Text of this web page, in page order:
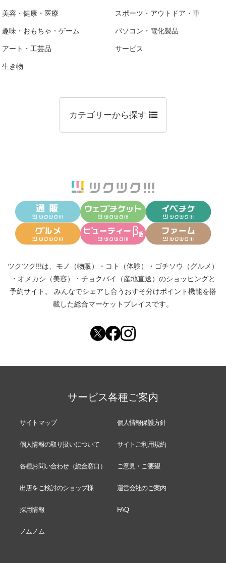
美容・健康・医療 スポーツ・アウトドア・車
趣味・おもちゃ・ゲーム パソコン・電化製品
アート・工芸品 サービス
生き物
カテゴリーから探す
ツクツク!!!は、 モノ（物販） ・ コト（体験） ・ ゴチソウ（グルメ）
・ オメカシ（美容） ・ チョクバイ（産地直送） のショッピングと
予約サイト。
みんなでシェアし合う おすそ分けポイント機能を搭
載した総合マーケットプレイスです。
サービス各種ご案内
サイトマップ 個人情報保護方針
個人情報の取り扱いについて サイトご利用規約
各種お問い合わせ（総合窓口） ご意見・ご要望
出店をご検討のショップ様 運営会社のご案内
採用情報 FAQ
ノムノム